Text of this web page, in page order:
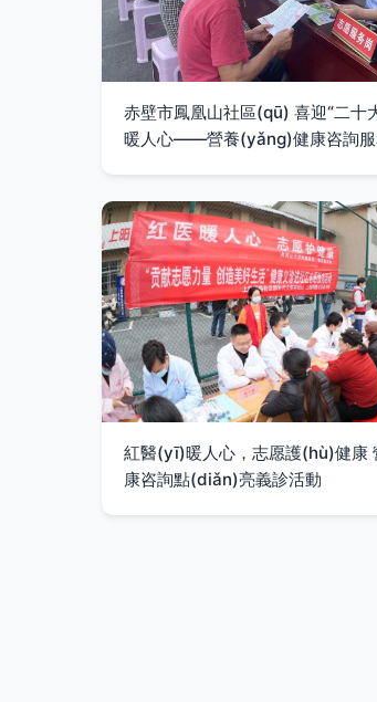
赤壁市鳳凰山社區(qū) 喜迎“二十
暖人心——營養(yǎng)健康咨詢
紅醫(yī)暖人心，志愿護(hù)健康
康咨詢點(diǎn)亮義診活動